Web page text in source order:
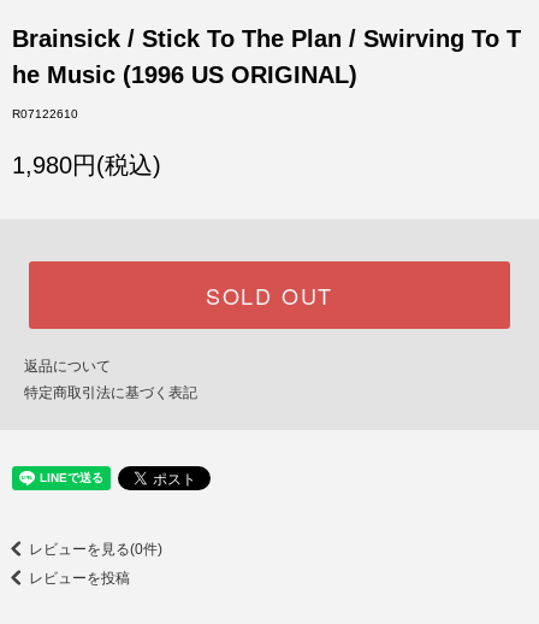
Brainsick / Stick To The Plan / Swirving To T
he Music (1996 US ORIGINAL)
R07122610
1,980円(税込)
SOLD OUT
返品について
特定商取引法に基づく表記
レビューを見る(0件)
レビューを投稿